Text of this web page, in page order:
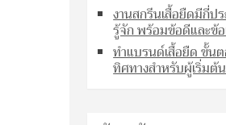
งานสกรีนเสื้อยืดมีกี่ป
รู้จัก พร้อมข้อดีและข้
ทำแบรนด์เสื้อยืด ขั้น
ทิศทางสำหรับผู้เริ่มต้